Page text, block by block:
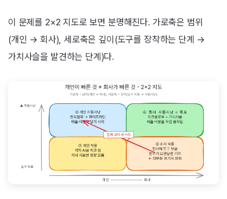
이 문제를 2×2 지도로 보면 분명해진다. 가로축은 범위
(개인 → 회사), 세로축은 깊이(도구를 장착하는 단계 →
가치사슬을 발견하는 단계)다.